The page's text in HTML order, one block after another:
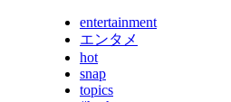
entertainment
エンタメ
hot
snap
topics